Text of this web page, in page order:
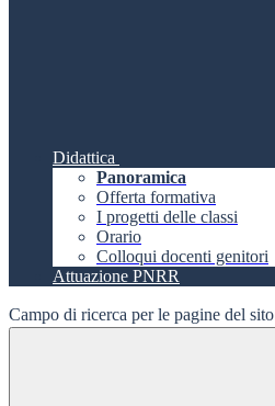
Didattica
Panoramica
Offerta formativa
I progetti delle classi
Orario
Colloqui docenti genitori
Attuazione PNRR
Campo di ricerca per le pagine del sito